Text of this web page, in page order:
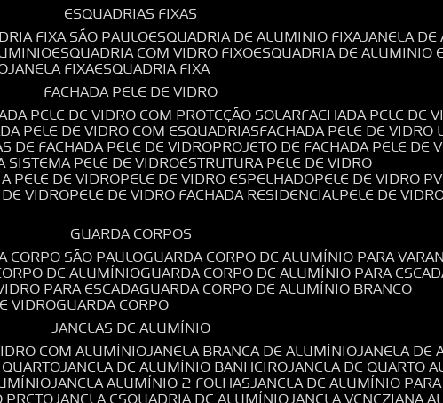
ESQUADRIAS FIXAS
FIXA SÃO PAULO ESQUADRIA DE ALUMINIO FIXA JANELA
ESQUADRIA COM VIDRO FIXO ESQUADRIA DE ALUMINIO
JANELA FIXA ESQUADRIA FIXA
FACHADA PELE DE VIDRO
PELE DE VIDRO COM PROTEÇÃO SOLAR FACHADA PELE DE
PELE DE VIDRO COM ESQUADRIAS FACHADA PELE DE
DE FACHADA PELE DE VIDRO PROJETO DE FACHADA PELE DE
SISTEMA PELE DE VIDRO ESTRUTURA PELE DE VIDRO
PELE DE VIDRO PELE DE VIDRO ESPELHADO PELE DE VIDRO
VIDRO PELE DE VIDRO FACHADA RESIDENCIAL PELE DE
GUARDA CORPOS
CORPO SÃO PAULO GUARDA CORPO DE ALUMÍNIO PARA
DE ALUMÍNIO GUARDA CORPO DE ALUMÍNIO PARA
PARA ESCADA GUARDA CORPO DE ALUMÍNIO BRANCO
VIDRO GUARDA CORPO
JANELAS DE ALUMÍNIO
COM ALUMÍNIO JANELA BRANCA DE ALUMÍNIO JANELA
JANELA DE ALUMÍNIO BANHEIRO JANELA DE QUARTO
JANELA ALUMÍNIO 2 FOLHAS JANELA DE ALUMÍNIO